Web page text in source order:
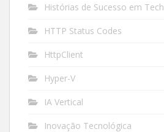
Histórias de Sucesso em Tech
HTTP Status Codes
HttpClient
Hyper-V
IA Vertical
Inovação Tecnológica